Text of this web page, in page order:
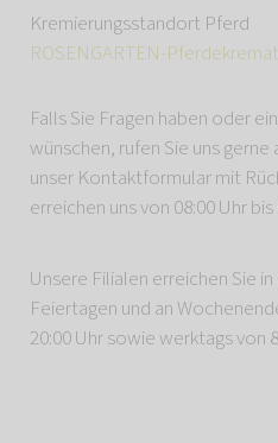
Kremierungsstandort Pferd
ROSENGARTEN-
Falls Sie Fragen haben oder
wünschen, rufen Sie uns
unser Kontaktformular mit
erreichen uns von 08:00 Uhr bis
Unsere Filialen erreichen Sie
Feiertagen und an
20:00 Uhr sowie werktags von